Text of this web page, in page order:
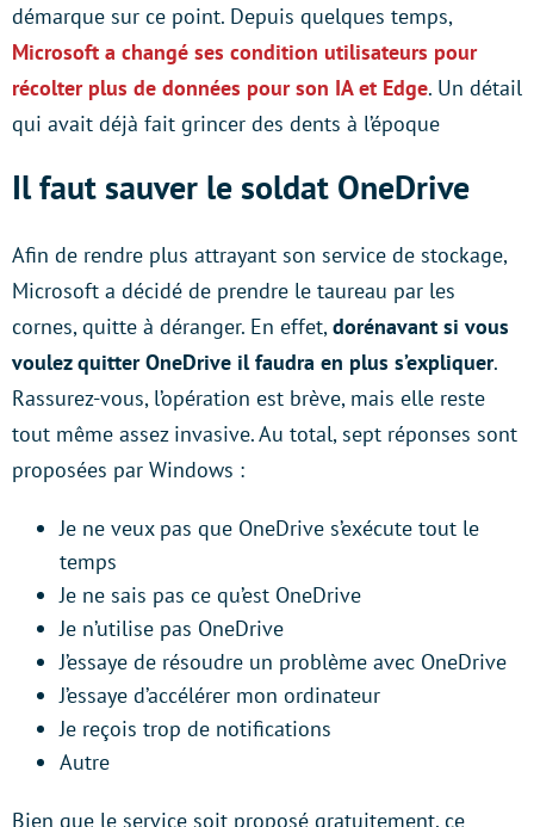
démarque sur ce point. Depuis quelques temps,
Microsoft a changé ses condition utilisateurs pour
récolter plus de données pour son IA et Edge. Un détail
qui avait déjà fait grincer des dents à l’époque
Il faut sauver le soldat OneDrive
Afin de rendre plus attrayant son service de stockage,
Microsoft a décidé de prendre le taureau par les
cornes, quitte à déranger. En effet, dorénavant si vous
voulez quitter OneDrive il faudra en plus s’expliquer.
Rassurez-vous, l’opération est brève, mais elle reste
tout même assez invasive. Au total, sept réponses sont
proposées par Windows :
Je ne veux pas que OneDrive s’exécute tout le
temps
Je ne sais pas ce qu’est OneDrive
Je n’utilise pas OneDrive
J’essaye de résoudre un problème avec OneDrive
J’essaye d’accélérer mon ordinateur
Je reçois trop de notifications
Autre
Bien que le service soit proposé gratuitement, ce